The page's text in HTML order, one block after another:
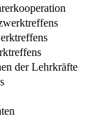
der Lehrkräfte